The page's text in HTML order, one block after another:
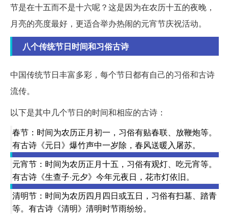
节是在十五而不是十六呢？这是因为在农历十五的夜晚，
月亮的亮度最好，更适合举办热闹的元宵节庆祝活动。
八个传统节日时间和习俗古诗
中国传统节日丰富多彩，每个节日都有自己的习俗和古诗
流传。
以下是其中几个节日的时间和相应的古诗：
春节：时间为农历正月初一，习俗有贴春联、放鞭炮等。
有古诗《元日》爆竹声中一岁除，春风送暖入屠苏。
元宵节：时间为农历正月十五，习俗有观灯、吃元宵等。
有古诗《生查子·元夕》今年元夜日，花市灯依旧。
清明节：时间为农历四月四日或五日，习俗有扫墓、踏青
等。有古诗《清明》清明时节雨纷纷。